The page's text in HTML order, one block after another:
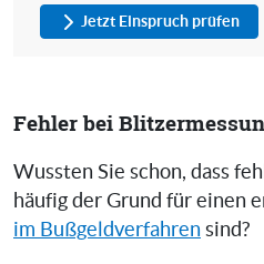
Jetzt Einspruch prüfen
Fehler bei
Wussten Sie schon, dass
häufig der Grund für einen
im Bußgeldverfahren sind?